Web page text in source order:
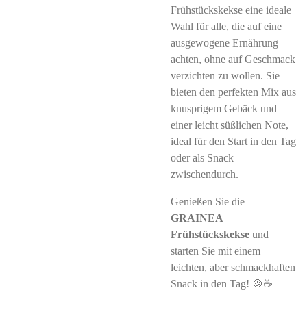
Frühstückskekse eine ideale
Wahl für alle, die auf eine
ausgewogene Ernährung
achten, ohne auf Geschmack
verzichten zu wollen. Sie
bieten den perfekten Mix aus
knusprigem Gebäck und
einer leicht süßlichen Note,
ideal für den Start in den Tag
oder als Snack
zwischendurch.
Genießen Sie die
GRAINEA
Frühstückskekse und
starten Sie mit einem
leichten, aber schmackhaften
Snack in den Tag! 🍪☕